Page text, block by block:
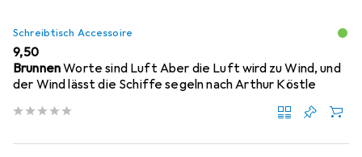
Schreibtisch Accessoire
EUR
9,50
BrunnenWorte sind Luft Aber die Luft wird zu Wind, und
der Wind lässt die Schiffe segeln nach Arthur Köstle